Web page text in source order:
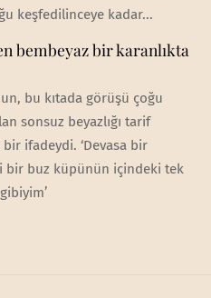
keşfedilinceye kadar...
bembeyaz bir karanlıkta
bu kıtada görüşü çoğu
sonsuz beyazlığı tarif
ifadeydi. ‘Devasa bir
bir buz küpünün içindeki tek